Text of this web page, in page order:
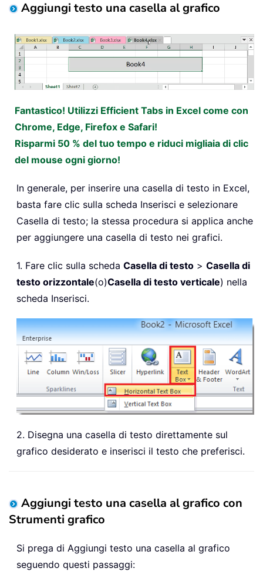
Aggiungi testo una casella al grafico
Fantastico! Utilizzi Efficient Tabs in Excel come con
Chrome, Edge, Firefox e Safari!
Risparmi 50 % del tuo tempo e riduci migliaia di clic
del mouse ogni giorno!
In generale, per inserire una casella di testo in Excel,
basta fare clic sulla scheda Inserisci e selezionare
Casella di testo; la stessa procedura si applica anche
per aggiungere una casella di testo nei grafici.
1. Fare clic sulla scheda Casella di testo > Casella di
testo orizzontale(o)Casella di testo verticale) nella
scheda Inserisci.
2. Disegna una casella di testo direttamente sul
grafico desiderato e inserisci il testo che preferisci.
Aggiungi testo una casella al grafico con
Strumenti grafico
Si prega di Aggiungi testo una casella al grafico
seguendo questi passaggi: